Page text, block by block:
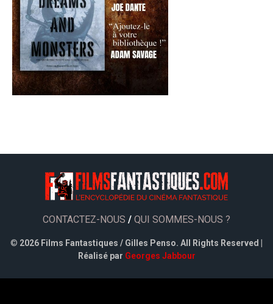
CONTACTEZ-NOUS / QUI SOMMES-NOUS ?
© 2026 Films Fantastiques / Gilles Penso. All Rights Reserved |
Réalisé par Georges Jabbour